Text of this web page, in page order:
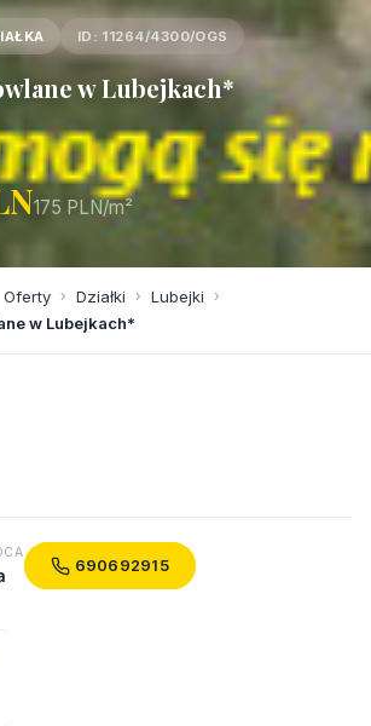
ID: 11264/4300/OGS
w Lubejkach*
175 PLN/m²
Oferty › Działki › Lubejki ›
w Lubejkach*
690692915